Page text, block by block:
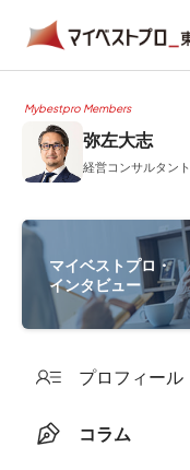
Mybestpro Members
弥左大志
経営コンサルタント
マイベストプロ・
インタビュー
プロフィール
コラム